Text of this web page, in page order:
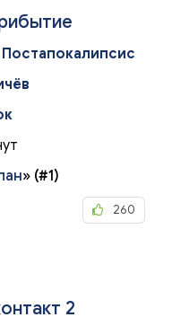
Постапокалипсис
» (#1)
260
2